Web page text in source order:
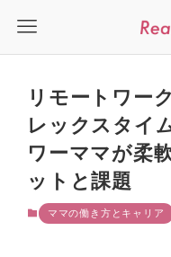
リモートワー
レックスタイ
ワーママが柔
ットと課題
ママの働き方とキャリア